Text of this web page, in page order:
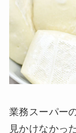
業務スーパー
見かけなかっ